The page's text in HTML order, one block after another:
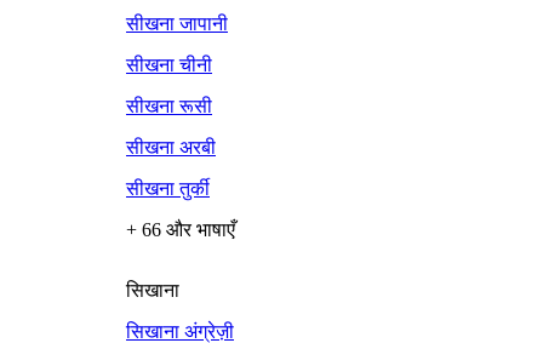
सीखना जापानी
सीखना चीनी
सीखना रूसी
सीखना अरबी
सीखना तुर्की
+ 66 और भाषाएँ
सिखाना
सिखाना अंग्रेज़ी